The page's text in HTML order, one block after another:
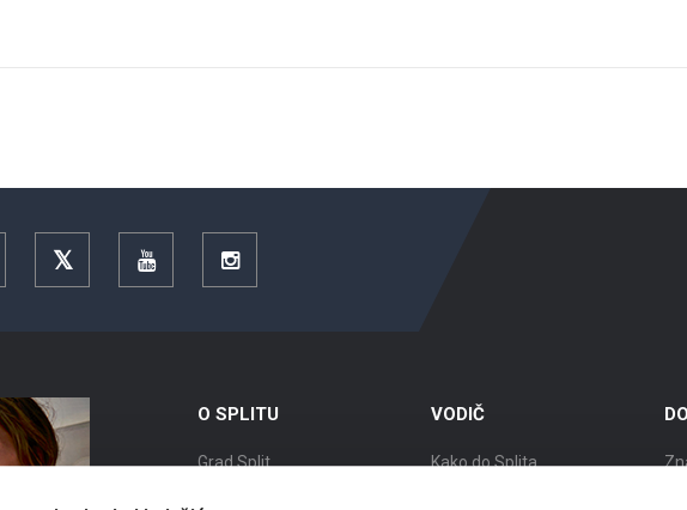
YouTube Instagram
O SPLITU
Grad Split
VODIČ
Kako do Splita